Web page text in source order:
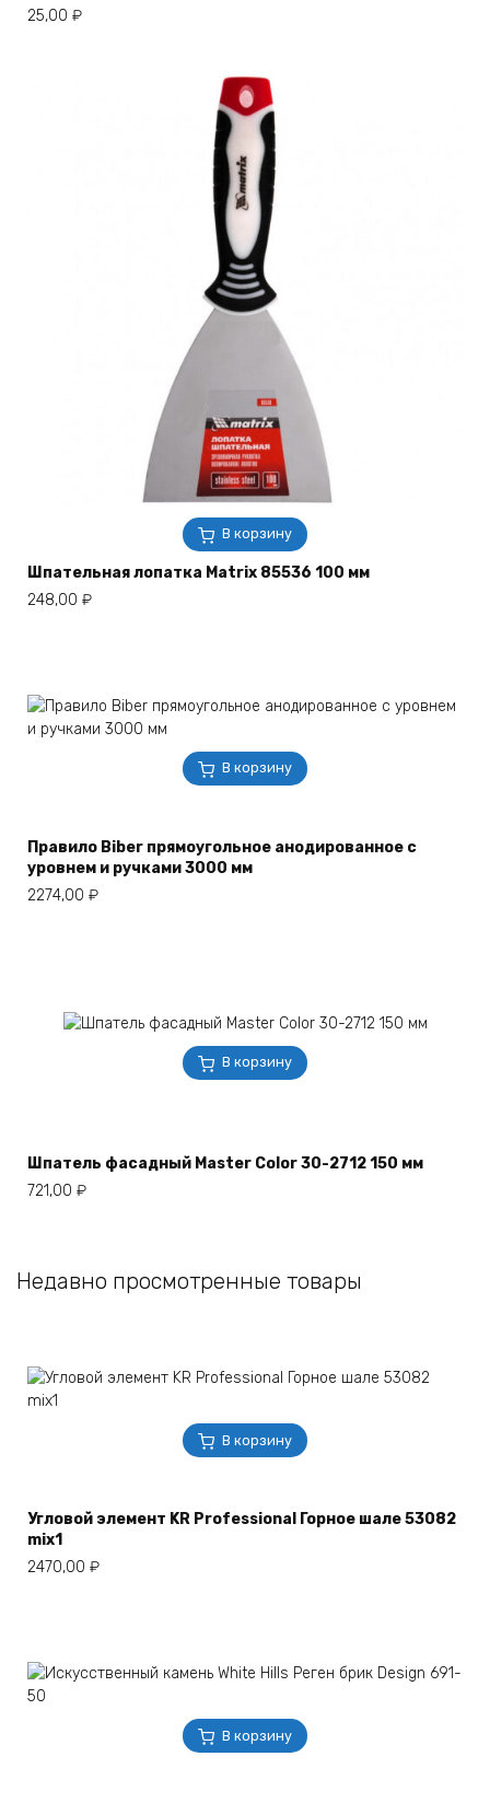
25,00 ₽
В корзину
Шпательная лопатка Matrix 85536 100 мм
248,00 ₽
В корзину
Правило Biber прямоугольное анодированное с
уровнем и ручками 3000 мм
2274,00 ₽
В корзину
Шпатель фасадный Master Color 30-2712 150 мм
721,00 ₽
Недавно просмотренные товары
В корзину
Угловой элемент KR Professional Горное шале 53082
mix1
2470,00 ₽
В корзину